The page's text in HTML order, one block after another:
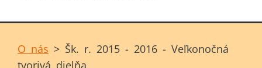
O nás > Šk. r. 2015 - 2016 - Veľkonočná
tvorivá dielňa